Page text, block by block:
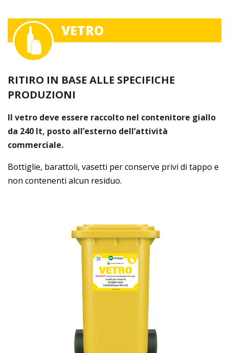
VETRO
RITIRO IN BASE ALLE SPECIFICHE
PRODUZIONI
Il vetro deve essere raccolto nel contenitore giallo
da 240 lt, posto all’esterno dell’attività
commerciale.
Bottiglie, barattoli, vasetti per conserve privi di tappo e
non contenenti alcun residuo.